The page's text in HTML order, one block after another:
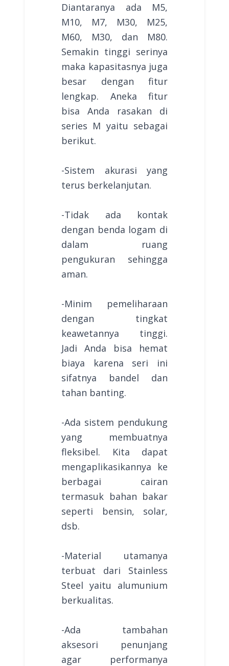
Diantaranya ada M5,
M10, M7, M30, M25,
M60, M30, dan M80.
Semakin tinggi serinya
maka kapasitasnya juga
besar dengan fitur
lengkap. Aneka fitur
bisa Anda rasakan di
series M yaitu sebagai
berikut.
-Sistem akurasi yang
terus berkelanjutan.
-Tidak ada kontak
dengan benda logam di
dalam ruang
pengukuran sehingga
aman.
-Minim pemeliharaan
dengan tingkat
keawetannya tinggi.
Jadi Anda bisa hemat
biaya karena seri ini
sifatnya bandel dan
tahan banting.
-Ada sistem pendukung
yang membuatnya
fleksibel. Kita dapat
mengaplikasikannya ke
berbagai cairan
termasuk bahan bakar
seperti bensin, solar,
dsb.
-Material utamanya
terbuat dari Stainless
Steel yaitu alumunium
berkualitas.
-Ada tambahan
aksesori penunjang
agar performanya